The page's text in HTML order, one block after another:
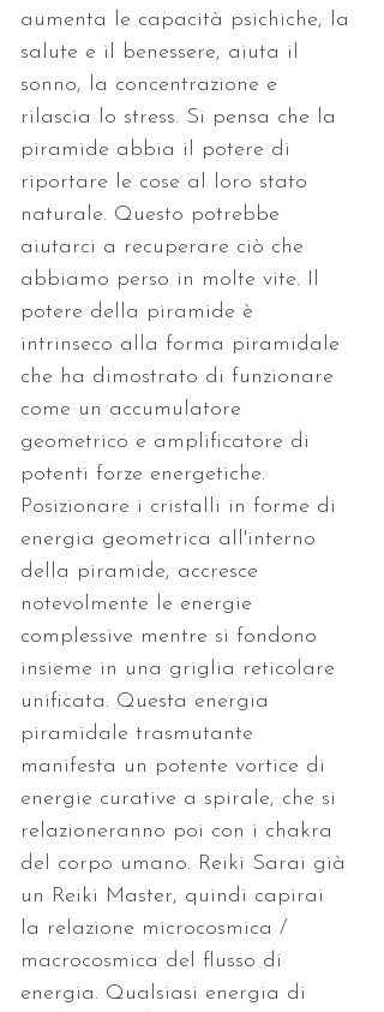
aumenta le capacità psichiche, la
salute e il benessere, aiuta il
sonno, la concentrazione e
rilascia lo stress. Si pensa che la
piramide abbia il potere di
riportare le cose al loro stato
naturale. Questo potrebbe
aiutarci a recuperare ciò che
abbiamo perso in molte vite. Il
potere della piramide è
intrinseco alla forma piramidale
che ha dimostrato di funzionare
come un accumulatore
geometrico e amplificatore di
potenti forze energetiche.
Posizionare i cristalli in forme di
energia geometrica all'interno
della piramide, accresce
notevolmente le energie
complessive mentre si fondono
insieme in una griglia reticolare
unificata. Questa energia
piramidale trasmutante
manifesta un potente vortice di
energie curative a spirale, che si
relazioneranno poi con i chakra
del corpo umano. Reiki Sarai già
un Reiki Master, quindi capirai
la relazione microcosmica /
macrocosmica del flusso di
energia. Qualsiasi energia di